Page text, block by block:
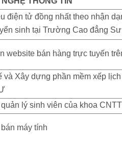
điện tử đồng nhất theo nhận
sinh tại Trường Cao đẳng
website bán hàng trực tuyến
và Xây dựng phần mềm xếp
lý sinh viên của khoa
máy tính